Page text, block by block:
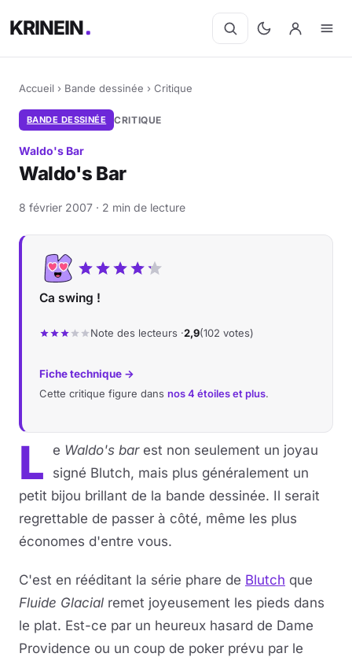
KRINEIN
Accueil › Bande dessinée › Critique
BANDE DESSINÉE CRITIQUE
Waldo's Bar
Waldo's Bar
8 février 2007 · 2 min de lecture
Ca swing !
Note des lecteurs ·2,9(102 votes)
Fiche technique →
Cette critique figure dans nos 4 étoiles et plus.
L e Waldo's bar est non seulement un joyau
signé Blutch, mais plus généralement un
petit bijou brillant de la bande dessinée. Il serait
regrettable de passer à côté, même les plus
économes d'entre vous.
C'est en rééditant la série phare de Blutch que
Fluide Glacial remet joyeusement les pieds dans
le plat. Est-ce par un heureux hasard de Dame
Providence ou un coup de poker prévu par le